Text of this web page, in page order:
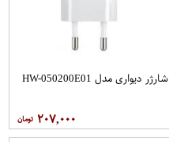
شارژر دیواری مدل HW-050200E01
۲۰۷,۰۰۰